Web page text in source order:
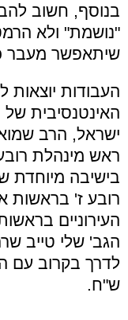
בנוסף, חשוב
"נושמת" ולא
שיתאפשר מעבר
העבודות יוצאות
האינטנסיבית
ישראל, הרב
ראש מינהלת
בישיבה מיוחדת
רובע ז' בראשות
העירוניים
הגב' שלי טייב
לדרך בקרוב עם
ש"ח.